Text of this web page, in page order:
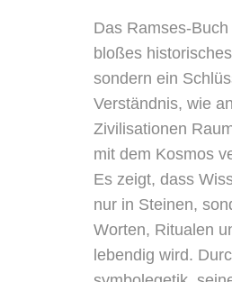
Das Ramses-
bloßes
sondern ein
Verständnis, wie
Zivilisationen
mit dem Kosmos
Es zeigt, dass
nur in Steinen,
Worten, Ritualen
lebendig wird.